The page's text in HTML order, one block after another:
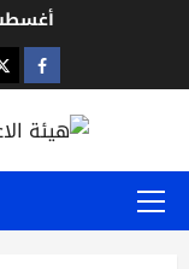
المحتوى
أغسطس 7,
القائمة